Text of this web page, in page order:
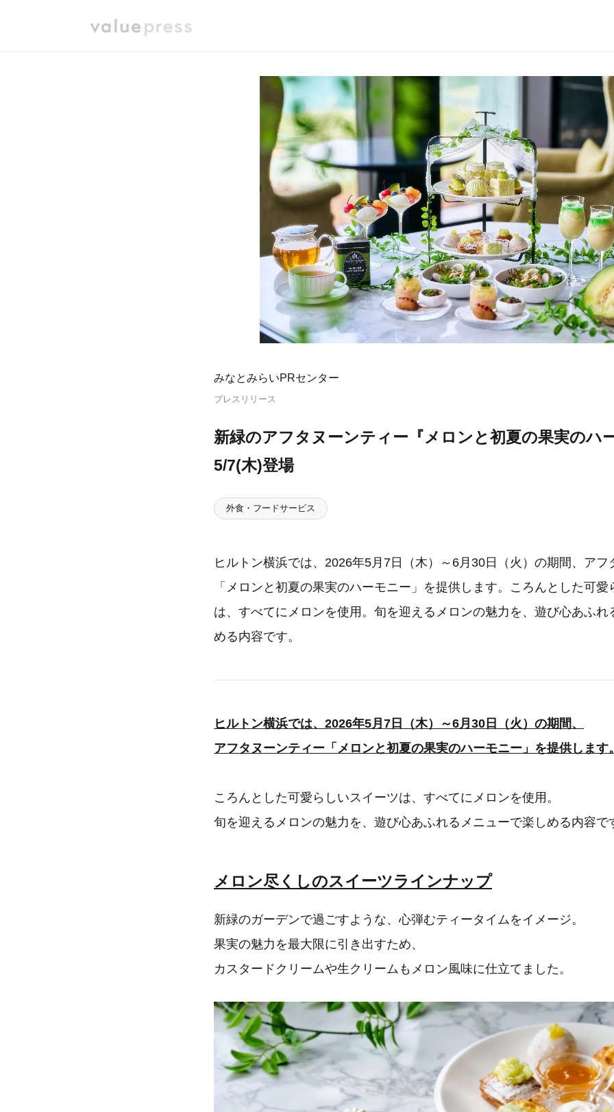
みなとみらいPRセンター
プレスリリース
新緑のアフタヌーンティー『メロンと初夏の果実のハ
5/7(木)登場
外食・フードサービス
ヒルトン横浜では、2026年5月7日（木）～6月30日（火）の期間、アフ
「メロンと初夏の果実のハーモニー」を提供します。ころんとした可愛
は、すべてにメロンを使用。旬を迎えるメロンの魅力を、遊び心あふれ
める内容です。
ヒルトン横浜では、2026年5月7日（木）～6月30日（火）の期間、
アフタヌーンティー「メロンと初夏の果実のハーモニー」を提供します
ころんとした可愛らしいスイーツは、すべてにメロンを使用。
旬を迎えるメロンの魅力を、遊び心あふれるメニューで楽しめる内容で
メロン尽くしのスイーツラインナップ
新緑のガーデンで過ごすような、心弾むティータイムをイメージ。
果実の魅力を最大限に引き出すため、
カスタードクリームや生クリームもメロン風味に仕立てました。